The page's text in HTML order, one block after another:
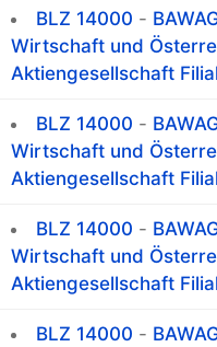
BLZ 14000 -
Wirtschaft und
Aktiengesellschaft
BLZ 14000 -
Wirtschaft und
Aktiengesellschaft
BLZ 14000 -
Wirtschaft und
Aktiengesellschaft
BLZ 14000 -